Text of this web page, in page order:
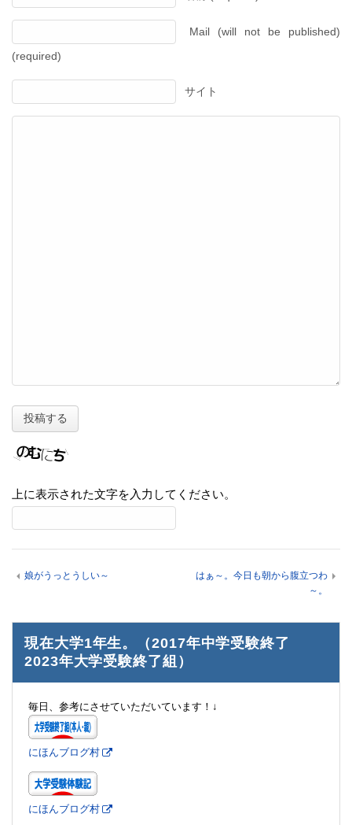
Mail (will not be published)
(required)
サイト
上に表示された文字を入力してください。
娘がうっとうしい～
はぁ～。今日も朝から腹立つわ
～。
現在大学1年生。（2017年中学受験終了
2023年大学受験終了組）
毎日、参考にさせていただいています！↓
にほんブログ村
にほんブログ村